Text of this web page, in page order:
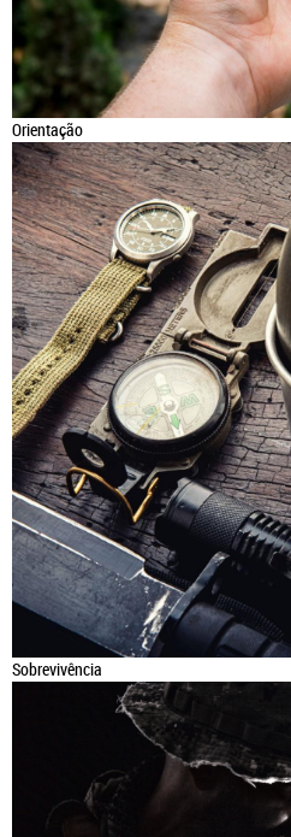
Orientação
Sobrevivência